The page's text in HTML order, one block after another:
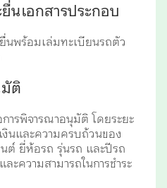
นเอกสารประกอบ
นพร้อมเล่มทะเบียนรถตัว
ติ
ารพิจารณาอนุมัติ โดยระยะ
งินและความครบถ้วนของ
ต์ ยี่ห้อรถ รุ่นรถ และปีรถ
ะความสามารถในการชำระ